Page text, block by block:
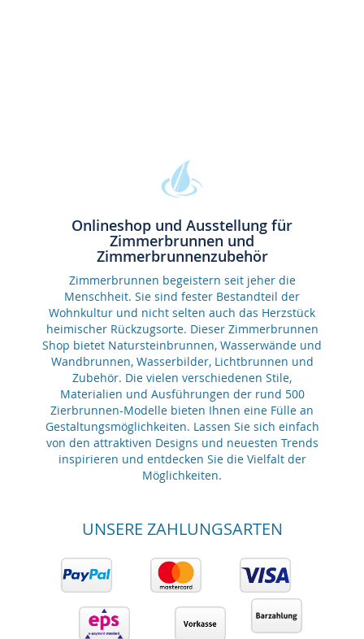
Onlineshop und Ausstellung für
Zimmerbrunnen und
Zimmerbrunnenzubehör
Zimmerbrunnen begeistern seit jeher die
Menschheit. Sie sind fester Bestandteil der
Wohnkultur und nicht selten auch das Herzstück
heimischer Rückzugsorte. Dieser Zimmerbrunnen
Shop bietet Natursteinbrunnen, Wasserwände und
Wandbrunnen, Wasserbilder, Lichtbrunnen und
Zubehör. Die vielen verschiedenen Stile,
Materialien und Ausführungen der rund 500
Zierbrunnen-Modelle bieten Ihnen eine Fülle an
Gestaltungsmöglichkeiten. Lassen Sie sich einfach
von den attraktiven Designs und neuesten Trends
inspirieren und entdecken Sie die Vielfalt der
Möglichkeiten.
UNSERE ZAHLUNGSARTEN